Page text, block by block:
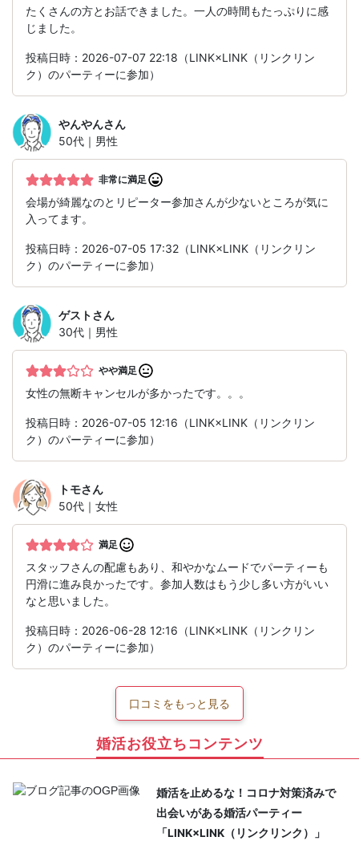
たくさんの方とお話できました。一人の時間もたっぷりに感
じました。
投稿日時：2026-07-07 22:18（LINK×LINK（リンクリン
ク）のパーティーに参加）
やんやんさん
50代｜男性
非常に満足
会場が綺麗なのとリピーター参加さんが少ないところが気に
入ってます。
投稿日時：2026-07-05 17:32（LINK×LINK（リンクリン
ク）のパーティーに参加）
ゲストさん
30代｜男性
やや満足
女性の無断キャンセルが多かったです。。。
投稿日時：2026-07-05 12:16（LINK×LINK（リンクリン
ク）のパーティーに参加）
トモさん
50代｜女性
満足
スタッフさんの配慮もあり、和やかなムードでパーティーも
円滑に進み良かったです。参加人数はもう少し多い方がいい
なと思いました。
投稿日時：2026-06-28 12:16（LINK×LINK（リンクリン
ク）のパーティーに参加）
口コミをもっと見る
婚活お役立ちコンテンツ
婚活を止めるな！コロナ対策済みで
出会いがある婚活パーティー
「LINK×LINK（リンクリンク）」